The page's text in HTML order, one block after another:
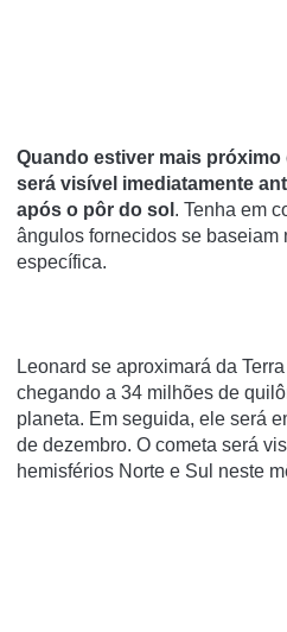
Quando estiver mais próximo
será visível imediatamente
após o pôr do sol . Tenha em
ângulos fornecidos se baseiam
específica.
Leonard se aproximará da
chegando a 34 milhões de
planeta. Em seguida, ele será
de dezembro. O cometa será
hemisférios Norte e Sul neste